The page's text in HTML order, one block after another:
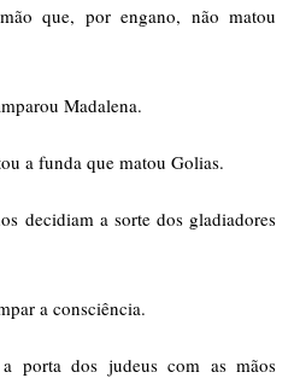
que, por engano, não matou
Madalena.
a funda que matou Golias.
decidiam a sorte dos gladiadores
a consciência.
a porta dos judeus com as mãos